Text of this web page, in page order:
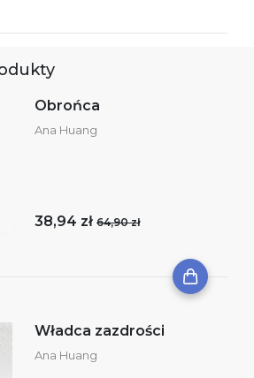
Obrońca
Ana Huang
38,94 zł 64,90 zł
Władca zazdrości
Ana Huang